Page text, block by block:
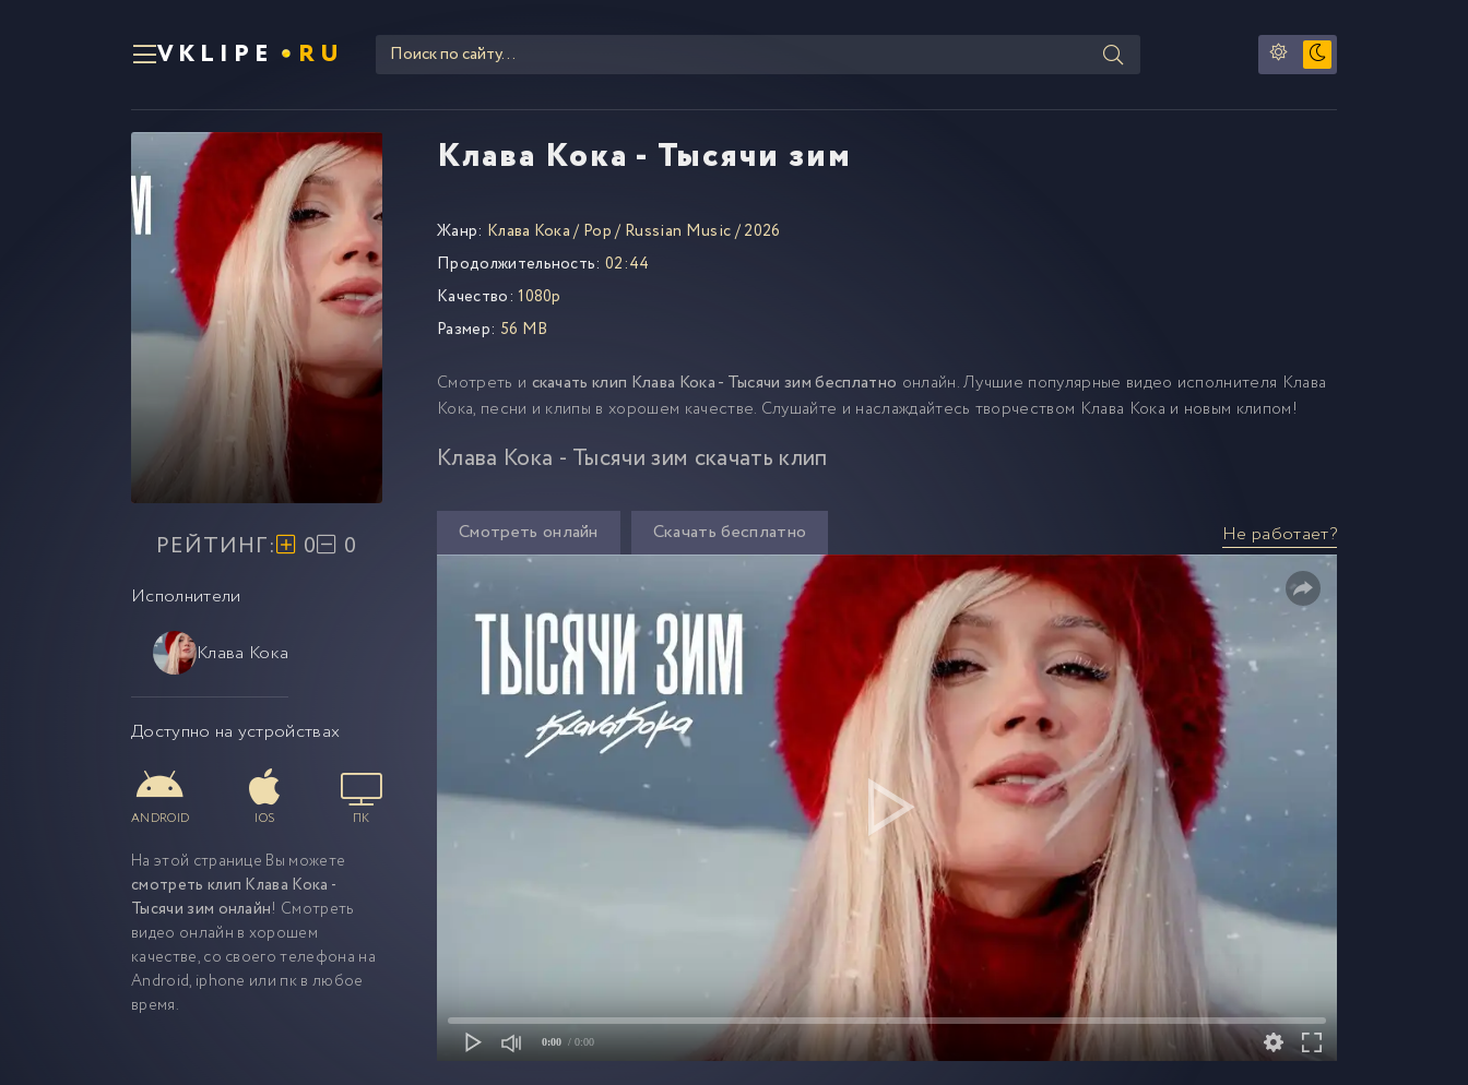
VKLIPE RU
Клава Кока - Тысячи зим
РЕЙТИНГ: 0 0
Исполнители
Клава Кока
Доступно на устройствах
ANDROID IOS ПК
На этой странице Вы можете
смотреть клип Клава Кока -
Тысячи зим онлайн! Смотреть
видео онлайн в хорошем
качестве, со своего телефона на
Android, iphone или пк в любое
время.
Жанр: Клава Кока/ Pop/ Russian Music/2026
Продолжительность: 02:44
Качество: 1080p
Размер: 56 MB
Смотреть и скачать клип Клава Кока - Тысячи зим бесплатно онлайн. Лучшие популярные видео исполнителя Клава
Кока, песни и клипы в хорошем качестве. Слушайте и наслаждайтесь творчеством Клава Кока и новым клипом!
Клава Кока - Тысячи зим скачать клип
Смотреть онлайн Скачать бесплатно Не работает?
0:00 / 0:00